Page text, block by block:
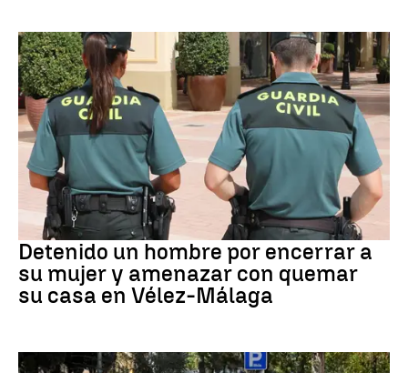
VIOLENCIA MACHISTA
Detenido un hombre por encerrar a
su mujer y amenazar con quemar
su casa en Vélez-Málaga